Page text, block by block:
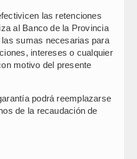
las retenciones
al Banco de la Provincia
sumas necesarias para
intereses o cualquier
motivo del presente
podrá reemplazarse
de la recaudación de